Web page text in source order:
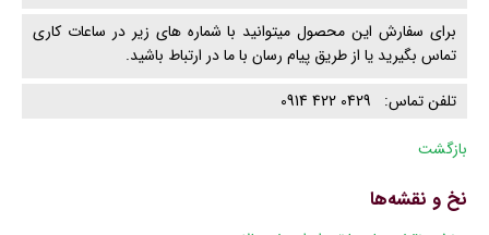
برای سفارش این محصول میتوانید با شماره های زیر در ساعات کاری
تماس بگیرید یا از طریق پیام رسان با ما در ارتباط باشید.
تلفن تماس: 0429 422 0914
بازگشت
نخ و نقشه‌ها